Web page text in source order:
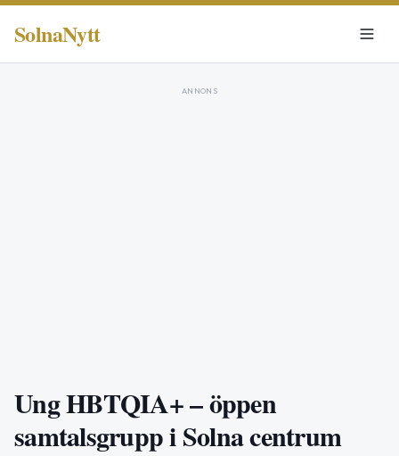
SolnaNytt
ANNONS
Ung HBTQIA+ – öppen
samtalsgrupp i Solna centrum